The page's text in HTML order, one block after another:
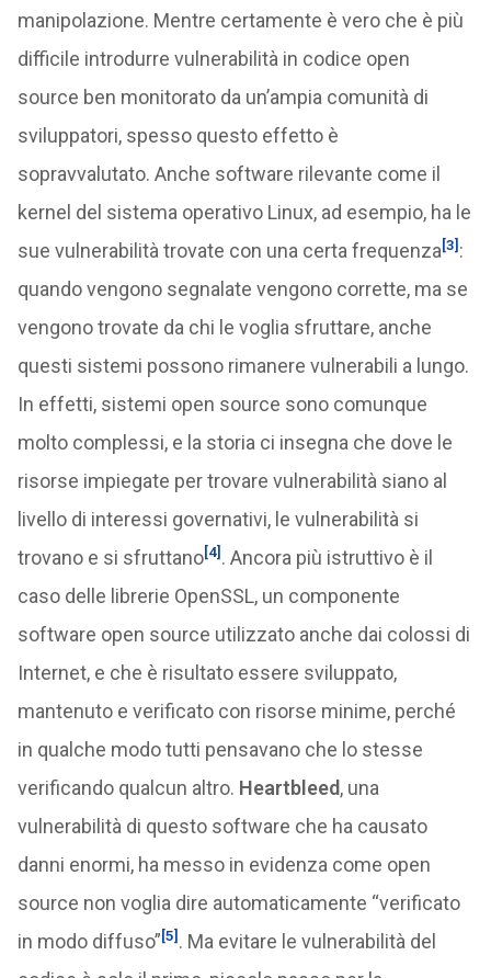
manipolazione. Mentre certamente è vero che è più
difficile introdurre vulnerabilità in codice open
source ben monitorato da un’ampia comunità di
sviluppatori, spesso questo effetto è
sopravvalutato. Anche software rilevante come il
kernel del sistema operativo Linux, ad esempio, ha le
sue vulnerabilità trovate con una certa frequenza[3] :
quando vengono segnalate vengono corrette, ma se
vengono trovate da chi le voglia sfruttare, anche
questi sistemi possono rimanere vulnerabili a lungo.
In effetti, sistemi open source sono comunque
molto complessi, e la storia ci insegna che dove le
risorse impiegate per trovare vulnerabilità siano al
livello di interessi governativi, le vulnerabilità si
trovano e si sfruttano[4] . Ancora più istruttivo è il
caso delle librerie OpenSSL, un componente
software open source utilizzato anche dai colossi di
Internet, e che è risultato essere sviluppato,
mantenuto e verificato con risorse minime, perché
in qualche modo tutti pensavano che lo stesse
verificando qualcun altro. Heartbleed, una
vulnerabilità di questo software che ha causato
danni enormi, ha messo in evidenza come open
source non voglia dire automaticamente “verificato
in modo diffuso”[5] . Ma evitare le vulnerabilità del